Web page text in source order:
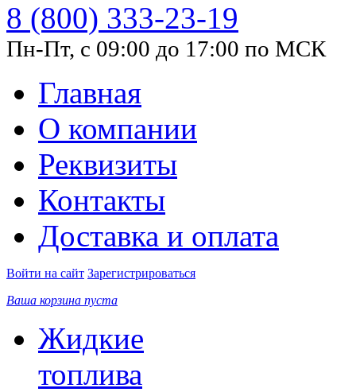
8 (800) 333-23-19
Пн-Пт, с 09:00 до 17:00 по МСК
Главная
О компании
Реквизиты
Контакты
Доставка и оплата
Войти на сайт Зарегистрироваться
Ваша корзина пуста
Жидкие
топлива